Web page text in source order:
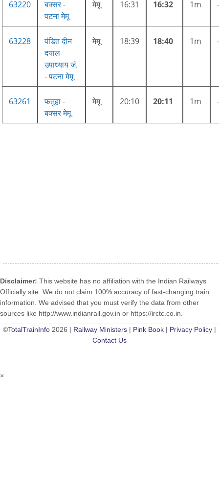
63220
बक्सर -
पटना मेमू
मेमू 16:31 16:32 1m
63228
पंडित दीन
दयाल
उपाध्याय जं.
- पटना मेमू
मेमू 18:39 18:40 1m
63261
फतुहा -
बक्सर मेमू
मेमू 20:10 20:11 1m
Disclaimer: This website has no affiliation with the Indian Railways
Officially site. We do not claim 100% accuracy of fast-changing train
information. We advised that you must verify the data from other
sources like http://www.indianrail.gov.in or https://irctc.co.in.
©TotalTrainInfo 2026 | Railway Ministers | Pink Book | Privacy Policy |
Contact Us
×